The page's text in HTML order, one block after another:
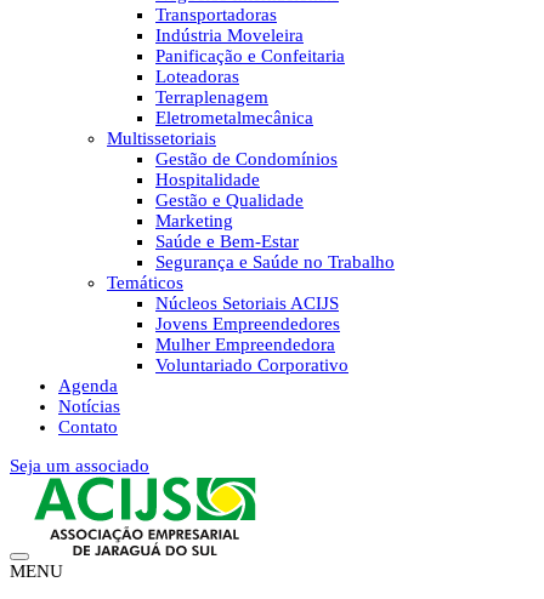
Transportadoras
Indústria Moveleira
Panificação e Confeitaria
Loteadoras
Terraplenagem
Eletrometalmecânica
Multissetoriais
Gestão de Condomínios
Hospitalidade
Gestão e Qualidade
Marketing
Saúde e Bem-Estar
Segurança e Saúde no Trabalho
Temáticos
Núcleos Setoriais ACIJS
Jovens Empreendedores
Mulher Empreendedora
Voluntariado Corporativo
Agenda
Notícias
Contato
Seja um associado
MENU